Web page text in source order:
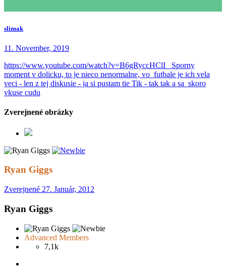
slimak
11. November, 2019
https://www.youtube.com/watch?v=B6gRyccHClI Sporny
moment v dolicku, to je nieco nenormalne, vo futbale je ich vela
veci - len z tej diskusie - ja si pustam tie Tik - tak tak a sa skoro
vkuse cudu
Zverejnené obrázky
Ryan Giggs
Zverejnené 27. Január, 2012
Ryan Giggs
Advanced Members
7,1k